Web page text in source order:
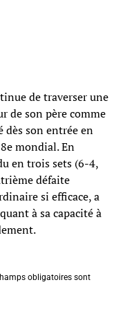
de traverser une
de son père comme
dès son entrée en
mondial. En
en trois sets (6-4,
défaite
si efficace, a
à sa capacité à
obligatoires sont